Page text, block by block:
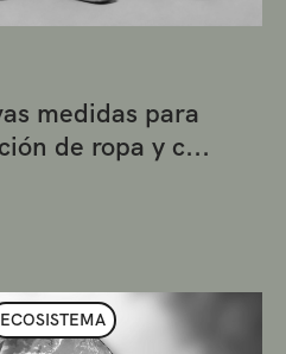
medidas para
de ropa y c...
ECOSISTEMA